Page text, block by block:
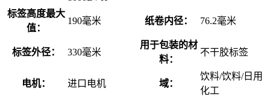
标签高度最大
值：
190毫米 纸卷内径： 76.2毫米
标签外径： 330毫米
用于包装的材
料：
不干胶标签
电机： 进口电机 域：
饮料/饮料/日用
化工